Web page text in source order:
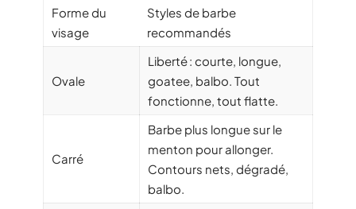
Forme du
visage
Styles de barbe
recommandés
Ovale
Liberté : courte, longue,
goatee, balbo. Tout
fonctionne, tout flatte.
Carré
Barbe plus longue sur le
menton pour allonger.
Contours nets, dégradé,
balbo.